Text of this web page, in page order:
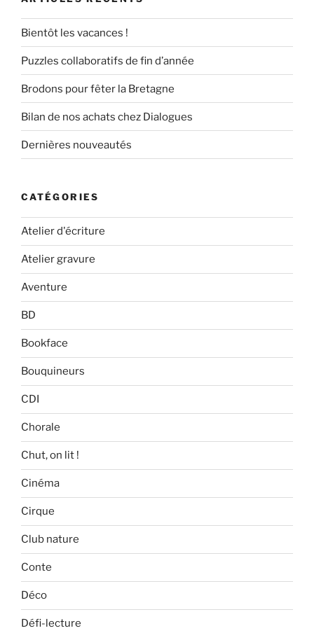
Bientôt les vacances !
Puzzles collaboratifs de fin d’année
Brodons pour fêter la Bretagne
Bilan de nos achats chez Dialogues
Dernières nouveautés
CATÉGORIES
Atelier d'écriture
Atelier gravure
Aventure
BD
Bookface
Bouquineurs
CDI
Chorale
Chut, on lit !
Cinéma
Cirque
Club nature
Conte
Déco
Défi-lecture